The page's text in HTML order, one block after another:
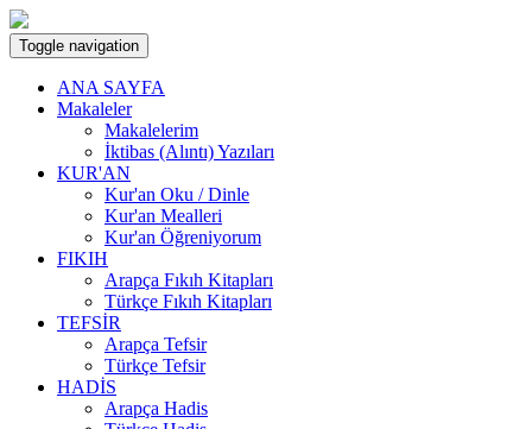
Toggle navigation
ANA SAYFA
Makaleler
Makalelerim
İktibas (Alıntı) Yazıları
KUR'AN
Kur'an Oku / Dinle
Kur'an Mealleri
Kur'an Öğreniyorum
FIKIH
Arapça Fıkıh Kitapları
Türkçe Fıkıh Kitapları
TEFSİR
Arapça Tefsir
Türkçe Tefsir
HADİS
Arapça Hadis